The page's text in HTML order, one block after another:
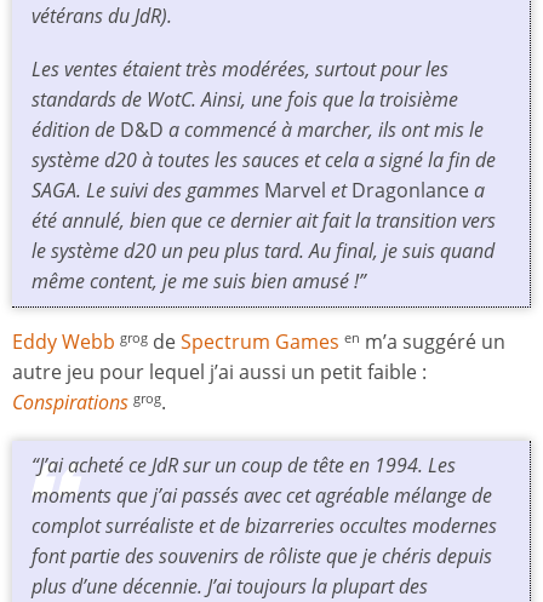
vétérans du JdR).
Les ventes étaient très modérées, surtout pour les
standards de WotC. Ainsi, une fois que la troisième
édition de D&D a commencé à marcher, ils ont mis le
système d20 à toutes les sauces et cela a signé la fin de
SAGA. Le suivi des gammes Marvel etDragonlancea
été annulé, bien que ce dernier ait fait la transition vers
le système d20 un peu plus tard. Au final, je suis quand
même content, je me suis bien amusé !”
Eddy Webb grog deSpectrum Games en m’a suggéré un
autre jeu pour lequel j’ai aussi un petit faible :
Conspirations grog.
“J’ai acheté ce JdR sur un coup de tête en 1994. Les
moments que j’ai passés avec cet agréable mélange de
complot surréaliste et de bizarreries occultes modernes
font partie des souvenirs de rôliste que je chéris depuis
plus d’une décennie. J’ai toujours la plupart des